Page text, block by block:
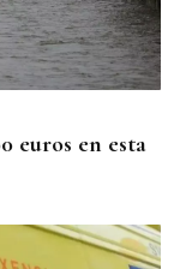
autor
euros en esta